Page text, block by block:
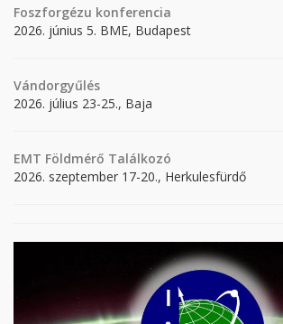
Foszforgézu konferencia
2026. június 5. BME, Budapest
Vándorgyűlés
2026. július 23-25., Baja
EMT Földmérő Találkozó
2026. szeptember 17-20., Herkulesfürdő